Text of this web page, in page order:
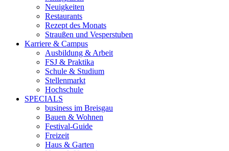
Neuigkeiten
Restaurants
Rezept des Monats
Straußen und Vesperstuben
Karriere & Campus
Ausbildung & Arbeit
FSJ & Praktika
Schule & Studium
Stellenmarkt
Hochschule
SPECIALS
business im Breisgau
Bauen & Wohnen
Festival-Guide
Freizeit
Haus & Garten